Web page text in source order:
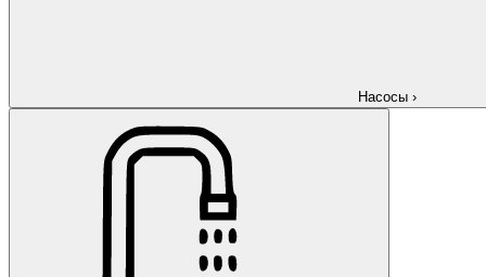
Насосы ›